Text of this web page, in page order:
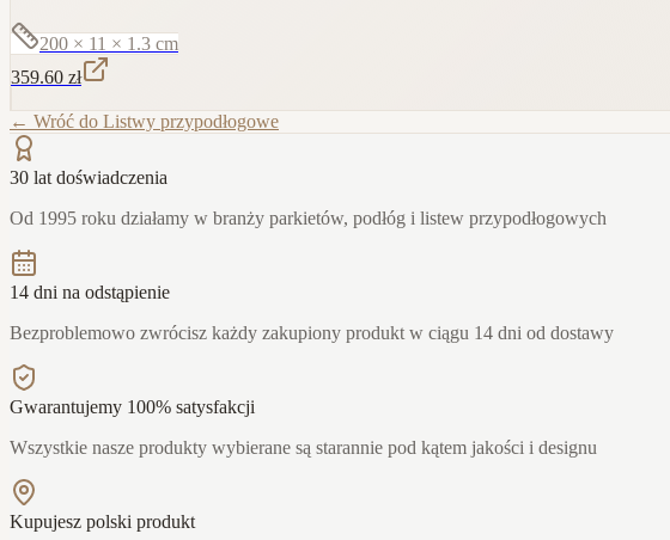
200 × 11 × 1.3 cm
359.60 zł
← Wróć do Listwy przypodłogowe
30 lat doświadczenia
Od 1995 roku działamy w branży parkietów, podłóg i listew przypodłogowych
14 dni na odstąpienie
Bezproblemowo zwrócisz każdy zakupiony produkt w ciągu 14 dni od dostawy
Gwarantujemy 100% satysfakcji
Wszystkie nasze produkty wybierane są starannie pod kątem jakości i designu
Kupujesz polski produkt